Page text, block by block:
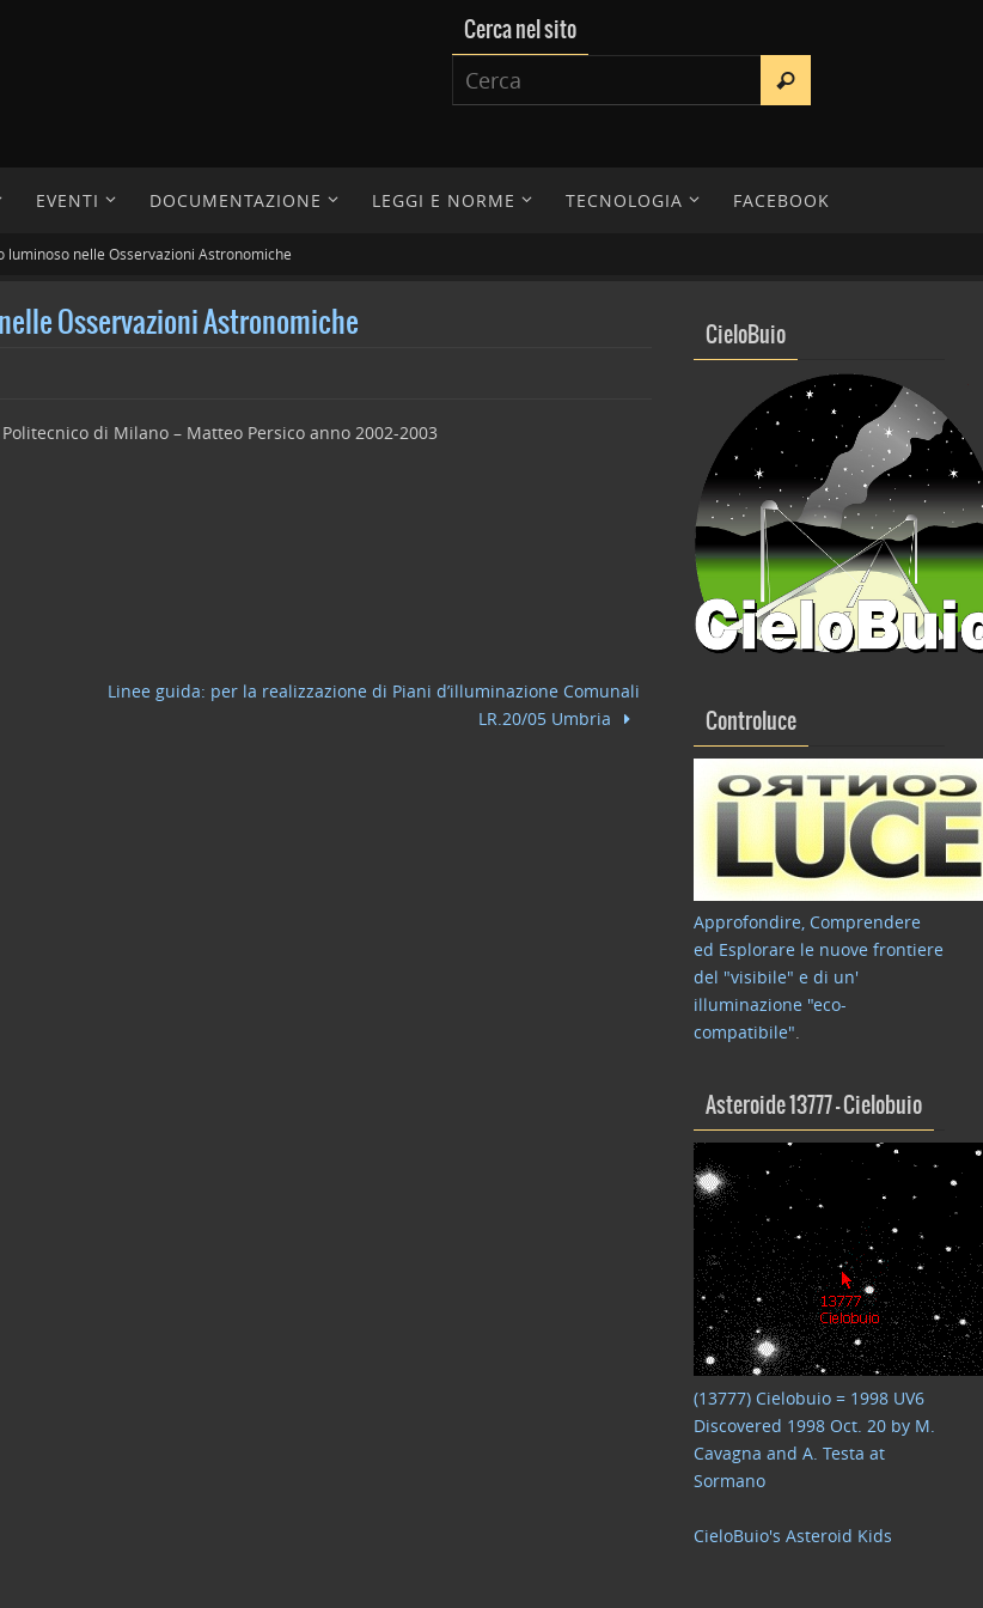
Cerca nel sito
EVENTI DOCUMENTAZIONE LEGGI E NORME TECNOLOGIA FACEBOOK
luminoso nelle Osservazioni Astronomiche
Osservazioni Astronomiche
di Milano – Matteo Persico anno 2002-2003
Linee guida: per la realizzazione di Piani d’illuminazione Comunali
LR.20/05 Umbria
CieloBuio
Controluce
Approfondire, Comprendere
ed Esplorare le nuove frontiere
del "visibile" e di un'
illuminazione "eco-
compatibile".
Asteroide 13777 – Cielobuio
(13777) Cielobuio = 1998 UV6
Discovered 1998 Oct. 20 by M.
Cavagna and A. Testa at
Sormano
CieloBuio's Asteroid Kids